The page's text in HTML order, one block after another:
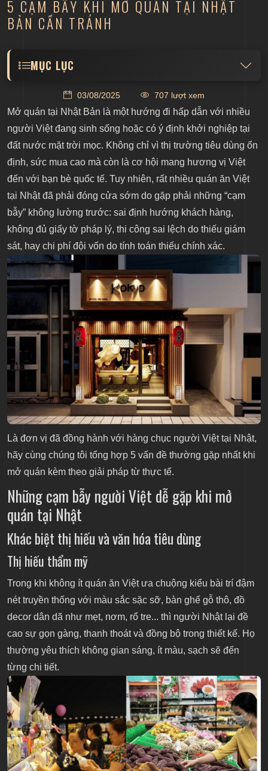
5 CẠM BẪY KHI MỞ QUÁN TẠI NHẬT
BẢN CẦN TRÁNH
MỤC LỤC
Thị hiếu thẩm mỹ
Khẩu vị và cách trình bày món ăn
Thái độ phục vụ
Rào cản pháp lý và giấy phép kinh doanh
Khoảng cách địa lý, khó giám sát thi công
Chi phí đầu tư dễ “đội vốn” nếu không tính kỹ
Nhà hàng Trống Đồng – Dự án nổi bật tại Nhật Bản
KenDesign – Đồng hành cùng người Việt tại Nhật
Bản
03/08/2025 707 lượt xem
Mở quán tại Nhật Bản là một hướng đi hấp dẫn với nhiều
người Việt đang sinh sống hoặc có ý định khởi nghiệp tại
đất nước mặt trời mọc. Không chỉ vì thị trường tiêu dùng ổn
định, sức mua cao mà còn là cơ hội mang hương vị Việt
đến với bạn bè quốc tế. Tuy nhiên, rất nhiều quán ăn Việt
tại Nhật đã phải đóng cửa sớm do gặp phải những “cạm
bẫy” không lường trước: sai định hướng khách hàng,
không đủ giấy tờ pháp lý, thi công sai lệch do thiếu giám
sát, hay chi phí đội vốn do tính toán thiếu chính xác.
Là đơn vị đã đồng hành với hàng chục người Việt tại Nhật,
hãy cùng chúng tôi tổng hợp 5 vấn đề thường gặp nhất khi
mở quán kèm theo giải pháp từ thực tế.
Những cạm bẫy người Việt dễ gặp khi mở
quán tại Nhật
Khác biệt thị hiếu và văn hóa tiêu dùng
Thị hiếu thẩm mỹ
Trong khi không ít quán ăn Việt ưa chuộng kiểu bài trí đậm
nét truyền thống với màu sắc sặc sỡ, bàn ghế gỗ thô, đồ
decor dân dã như mẹt, nơm, rổ tre... thì người Nhật lại đề
cao sự gọn gàng, thanh thoát và đồng bộ trong thiết kế. Họ
thường yêu thích không gian sáng, ít màu, sạch sẽ đến
từng chi tiết.